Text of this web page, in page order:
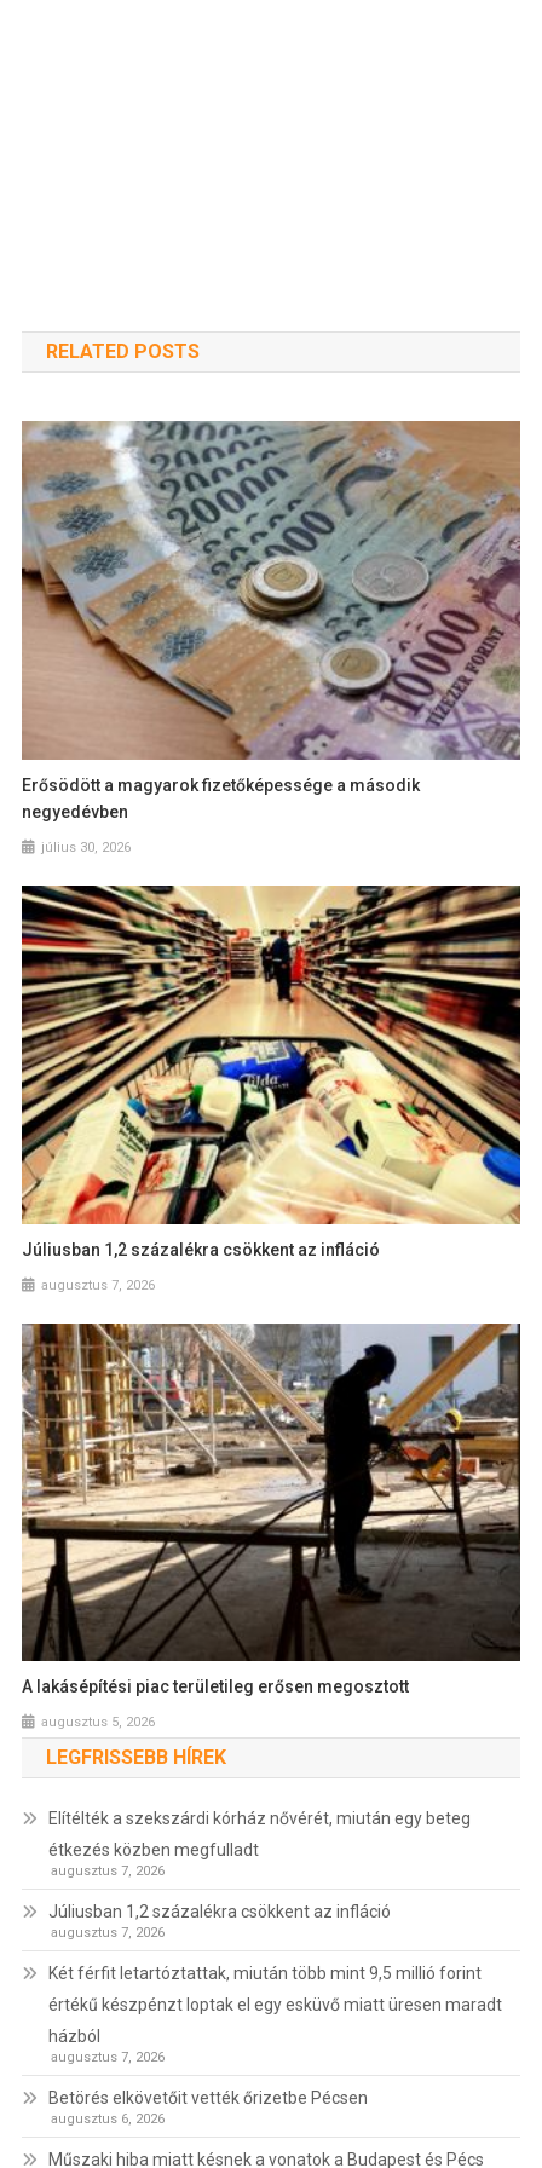
RELATED POSTS
Erősödött a magyarok fizetőképessége a második
negyedévben
július 30, 2026
Júliusban 1,2 százalékra csökkent az infláció
augusztus 7, 2026
A lakásépítési piac területileg erősen megosztott
augusztus 5, 2026
LEGFRISSEBB HÍREK
Elítélték a szekszárdi kórház nővérét, miután egy beteg
étkezés közben megfulladt
augusztus 7, 2026
Júliusban 1,2 százalékra csökkent az infláció
augusztus 7, 2026
Két férfit letartóztattak, miután több mint 9,5 millió forint
értékű készpénzt loptak el egy esküvő miatt üresen maradt
házból
augusztus 7, 2026
Betörés elkövetőit vették őrizetbe Pécsen
augusztus 6, 2026
Műszaki hiba miatt késnek a vonatok a Budapest és Pécs